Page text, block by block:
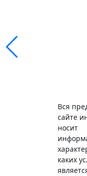
Вся
сайте
носит
каких